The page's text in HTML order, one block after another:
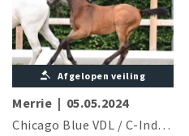
Afgelopen veiling
Merrie | 05.05.2024
Chicago Blue VDL / C-Indoctro